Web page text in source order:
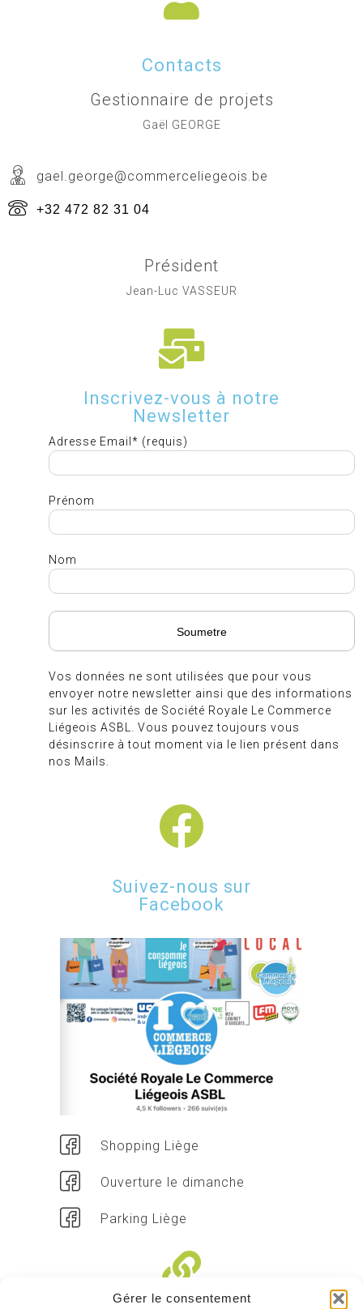
Gérer le consentement
Contacts
Gestionnaire de projets
Gaël GEORGE
gael.george@commerceliegeois.be
+32 472 82 31 04
Président
Jean-Luc VASSEUR
Inscrivez-vous à notre
Newsletter
Adresse Email* (requis)
Prénom
Nom
Vos données ne sont utilisées que pour vous
envoyer notre newsletter ainsi que des informations
sur les activités de Société Royale Le Commerce
Liégeois ASBL. Vous pouvez toujours vous
désinscrire à tout moment via le lien présent dans
nos Mails.
Suivez-nous sur
Facebook
Shopping Liège
Ouverture le dimanche
Parking Liège